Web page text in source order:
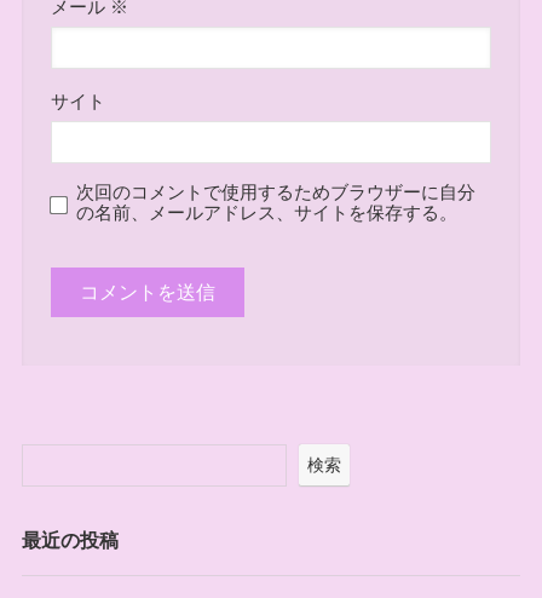
メール ※
サイト
次回のコメントで使用するためブラウザーに自分
の名前、メールアドレス、サイトを保存する。
検索
最近の投稿